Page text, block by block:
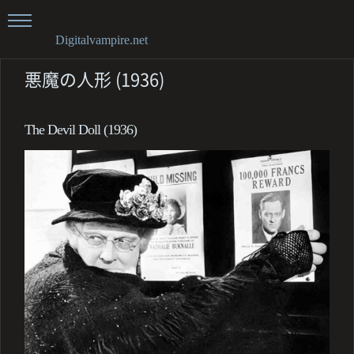
Digitalvampire.net
悪魔の人形 (1936)
The Devil Doll (1936)